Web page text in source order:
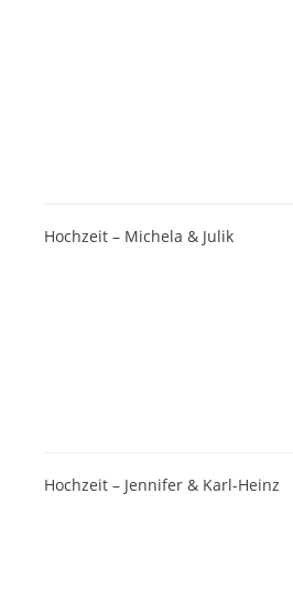
Hochzeit – Michela & Julik
Hochzeit – Jennifer & Karl-Heinz